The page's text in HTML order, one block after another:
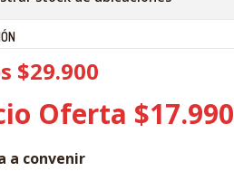
$29.900
Oferta $17.990
a convenir